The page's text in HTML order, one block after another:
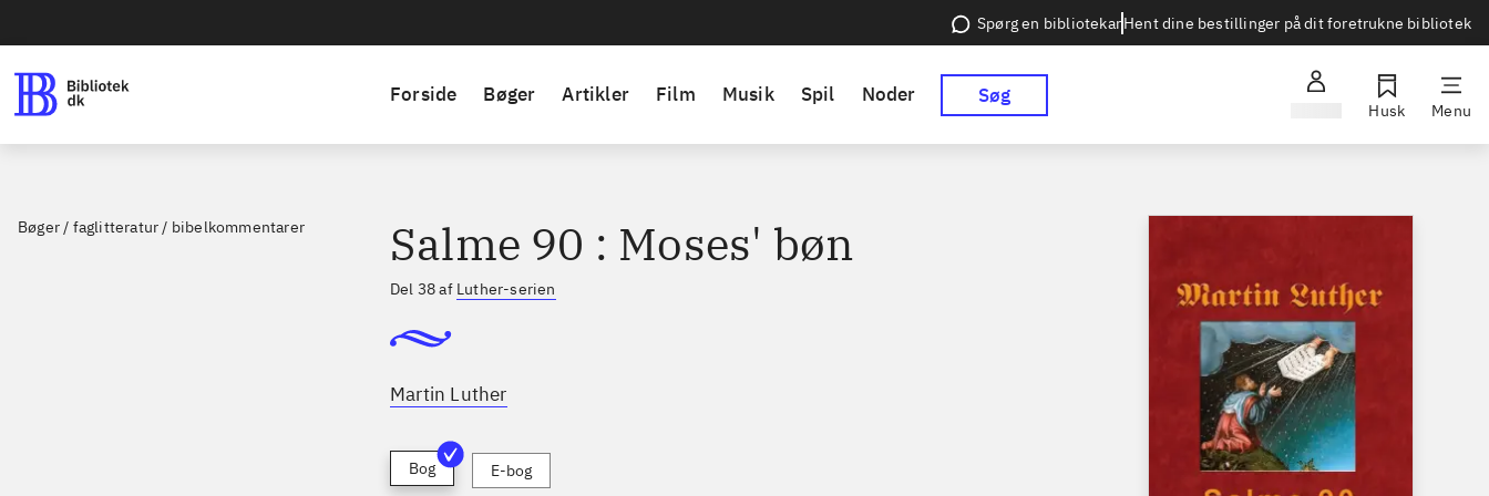
Spørg en bibliotekarHent dine bestillinger på dit foretrukne bibliotek
Forside Bøger Artikler Film Musik Spil Noder Søg
Husk Menu
Bøger / faglitteratur / bibelkommentarer Salme 90 : Moses' bøn
Del 38 af Luther-serien
Martin Luther
Bog E-bog